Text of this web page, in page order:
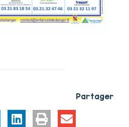
Partager